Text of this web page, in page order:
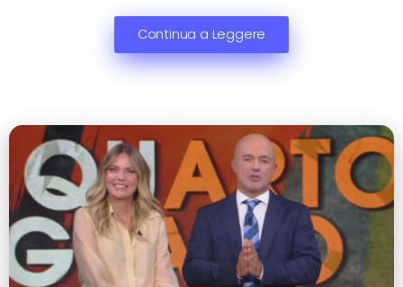
Continua a Leggere